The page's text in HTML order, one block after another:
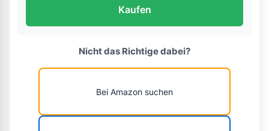
Kaufen
Nicht das Richtige dabei?
Bei Amazon suchen